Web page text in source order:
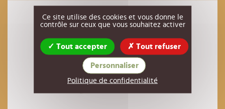
Ce site utilise des cookies et vous donne le
contrôle sur ceux que vous souhaitez activer
Tout accepter Tout refuser
Personnaliser
Politique de confidentialité